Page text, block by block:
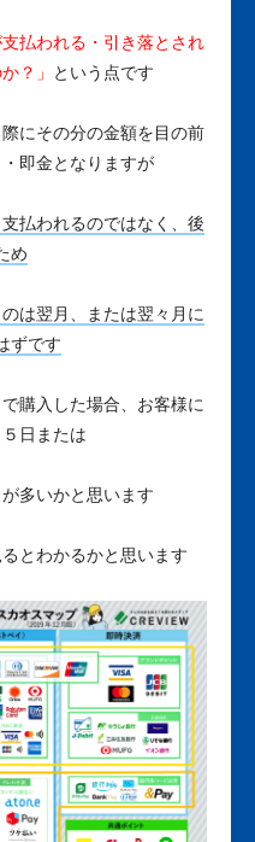
払われる・引き落とされ
？」
という点です
にその分の金額を目の前
即金となりますが
払われるのではなく、後
め
は翌月、または翌々月に
ずです
購入した場合、お客様に
日または
多いかと思います
とわかるかと思います